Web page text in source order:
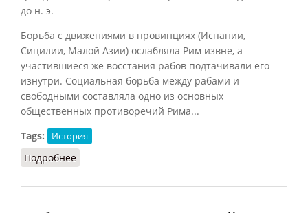
до н. э.
Борьба с движениями в провинциях (Испании,
Сицилии, Малой Азии) ослабляла Рим извне, а
участившиеся же восстания рабов подтачивали его
изнутри. Социальная борьба между рабами и
свободными составляла одно из основных
общественных противоречий Рима...
Tags:
История
Подробнее